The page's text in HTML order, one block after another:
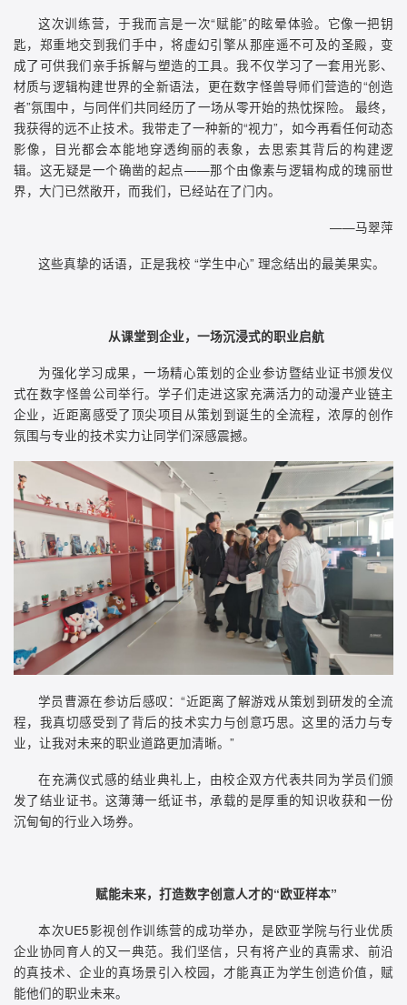
这次训练营，于我而言是一次“赋能”的眩晕体验。它像一把钥
匙，郑重地交到我们手中，将虚幻引擎从那座遥不可及的圣殿，变
成了可供我们亲手拆解与塑造的工具。我不仅学习了一套用光影、
材质与逻辑构建世界的全新语法，更在数字怪兽导师们营造的“创造
者”氛围中，与同伴们共同经历了一场从零开始的热忱探险。 最终，
我获得的远不止技术。我带走了一种新的“视力”，如今再看任何动态
影像，目光都会本能地穿透绚丽的表象，去思索其背后的构建逻
辑。这无疑是一个确凿的起点——那个由像素与逻辑构成的瑰丽世
界，大门已然敞开，而我们，已经站在了门内。
——马翠萍
这些真挚的话语，正是我校 “学生中心” 理念结出的最美果实。
从课堂到企业，一场沉浸式的职业启航
为强化学习成果，一场精心策划的企业参访暨结业证书颁发仪
式在数字怪兽公司举行。学子们走进这家充满活力的动漫产业链主
企业，近距离感受了顶尖项目从策划到诞生的全流程，浓厚的创作
氛围与专业的技术实力让同学们深感震撼。
学员曹源在参访后感叹：“近距离了解游戏从策划到研发的全流
程，我真切感受到了背后的技术实力与创意巧思。这里的活力与专
业，让我对未来的职业道路更加清晰。”
在充满仪式感的结业典礼上，由校企双方代表共同为学员们颁
发了结业证书。这薄薄一纸证书，承载的是厚重的知识收获和一份
沉甸甸的行业入场券。
赋能未来，打造数字创意人才的“欧亚样本”
本次UE5影视创作训练营的成功举办，是欧亚学院与行业优质
企业协同育人的又一典范。我们坚信，只有将产业的真需求、前沿
的真技术、企业的真场景引入校园，才能真正为学生创造价值，赋
能他们的职业未来。